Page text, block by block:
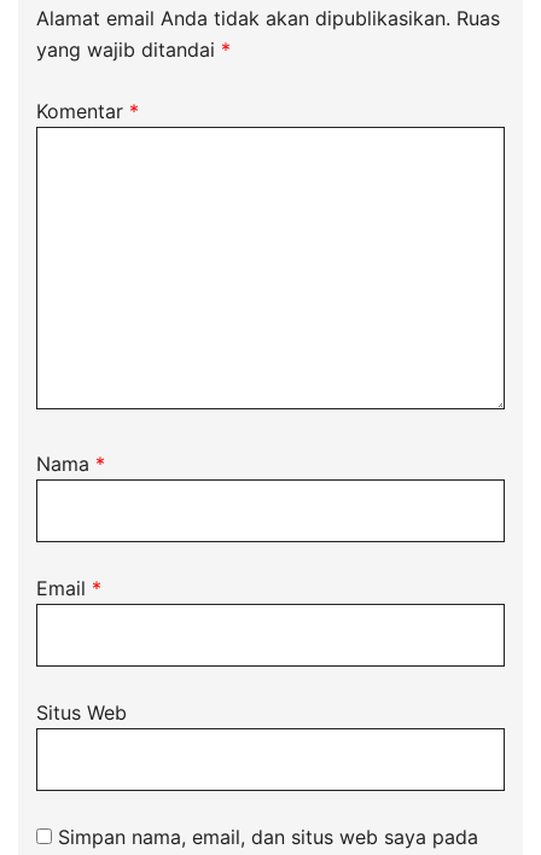
Alamat email Anda tidak akan dipublikasikan. Ruas
yang wajib ditandai *
Komentar *
Nama *
Email *
Situs Web
Simpan nama, email, dan situs web saya pada